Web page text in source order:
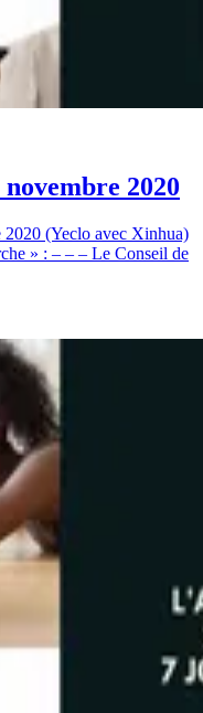
2020
(Yeclo avec Xinhua)
» : – – – Le Conseil de